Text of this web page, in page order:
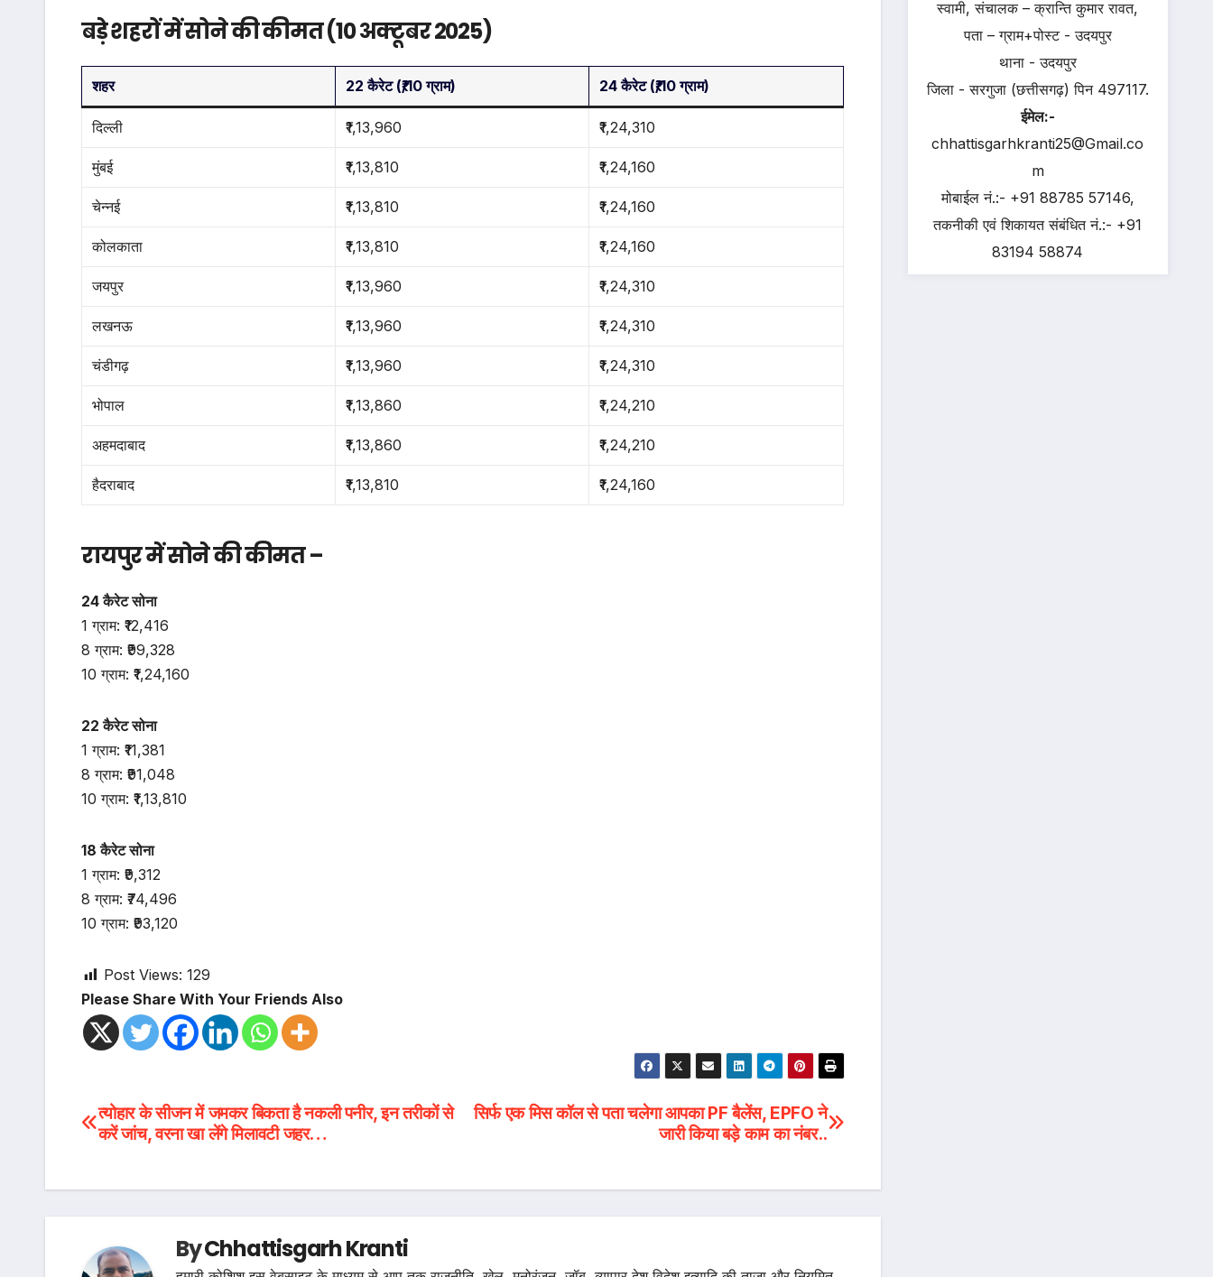
बड़े शहरों में सोने की कीमत (10 अक्टूबर 2025)
शहर 22 कैरेट (₹/10 ग्राम) 24 कैरेट (₹/10 ग्राम)
दिल्ली ₹1,13,960 ₹1,24,310
मुंबई ₹1,13,810 ₹1,24,160
चेन्नई ₹1,13,810 ₹1,24,160
कोलकाता ₹1,13,810 ₹1,24,160
जयपुर ₹1,13,960 ₹1,24,310
लखनऊ ₹1,13,960 ₹1,24,310
चंडीगढ़ ₹1,13,960 ₹1,24,310
भोपाल ₹1,13,860 ₹1,24,210
अहमदाबाद ₹1,13,860 ₹1,24,210
हैदराबाद ₹1,13,810 ₹1,24,160
रायपुर में सोने की कीमत –
24 कैरेट सोना
1 ग्राम: ₹12,416
8 ग्राम: ₹99,328
10 ग्राम: ₹1,24,160
22 कैरेट सोना
1 ग्राम: ₹11,381
8 ग्राम: ₹91,048
10 ग्राम: ₹1,13,810
18 कैरेट सोना
1 ग्राम: ₹9,312
8 ग्राम: ₹74,496
10 ग्राम: ₹93,120
Post Views: 129
Please Share With Your Friends Also
Post
navigation
सिर्फ एक मिस कॉल से पता चलेगा आपका PF बैलेंस, EPFO ने
जारी किया बड़े काम का नंबर..
त्योहार के सीजन में जमकर बिकता है नकली पनीर, इन तरीकों से
करें जांच, वरना खा लेंगे मिलावटी जहर…
ByChhattisgarh Kranti
स्वामी, संचालक – क्रान्ति कुमार रावत,
पता – ग्राम+पोस्ट - उदयपुर
थाना - उदयपुर
जिला - सरगुजा (छत्तीसगढ़) पिन 497117.
ईमेल:-
chhattisgarhkranti25@Gmail.co
m
मोबाईल नं.:- +91 88785 57146,
तकनीकी एवं शिकायत संबंधित नं.:- +91
83194 58874